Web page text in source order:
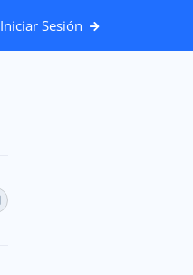
Iniciar Sesión